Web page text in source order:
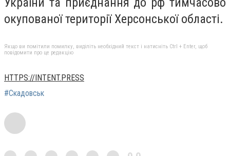
окупованої території Херсонської області.
Якщо ви помітили помилку, виділіть необхідний текст і натисніть Ctrl + Enter, щоб
повідомити про це редакцію
HTTPS://INTENT.PRESS
#Скадовськ